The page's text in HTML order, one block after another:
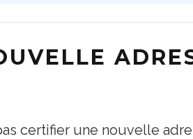
certifier une nouvelle